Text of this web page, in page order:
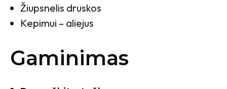
Žiupsnelis druskos
Kepimui – aliejus
Gaminimas